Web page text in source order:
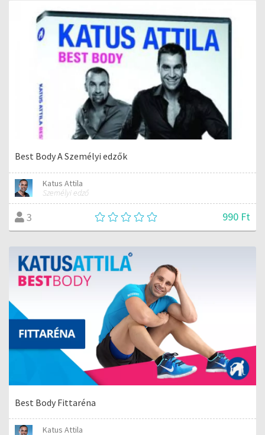
Best Body A Személyi edzők
Katus Attila
Személyi edző
3 990 Ft
Best Body Fittaréna
Katus Attila